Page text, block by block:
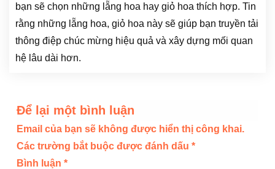
bạn sẽ chọn những lẵng hoa hay giỏ hoa thích hợp. Tin
rằng những lẵng hoa, giỏ hoa này sẽ giúp bạn truyền tải
thông điệp chúc mừng hiệu quả và xây dựng mối quan
hệ lâu dài hơn.
Để lại một bình luận
Email của bạn sẽ không được hiển thị công khai.
Các trường bắt buộc được đánh dấu *
Bình luận *